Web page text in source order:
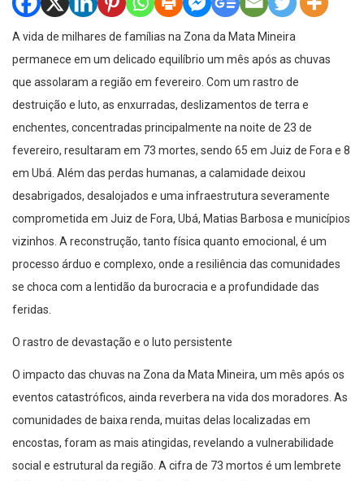
A vida de milhares de famílias na Zona da Mata Mineira
permanece em um delicado equilíbrio um mês após as chuvas
que assolaram a região em fevereiro. Com um rastro de
destruição e luto, as enxurradas, deslizamentos de terra e
enchentes, concentradas principalmente na noite de 23 de
fevereiro, resultaram em 73 mortes, sendo 65 em Juiz de Fora e 8
em Ubá. Além das perdas humanas, a calamidade deixou
desabrigados, desalojados e uma infraestrutura severamente
comprometida em Juiz de Fora, Ubá, Matias Barbosa e municípios
vizinhos. A reconstrução, tanto física quanto emocional, é um
processo árduo e complexo, onde a resiliência das comunidades
se choca com a lentidão da burocracia e a profundidade das
feridas.
O rastro de devastação e o luto persistente
O impacto das chuvas na Zona da Mata Mineira, um mês após os
eventos catastróficos, ainda reverbera na vida dos moradores. As
comunidades de baixa renda, muitas delas localizadas em
encostas, foram as mais atingidas, revelando a vulnerabilidade
social e estrutural da região. A cifra de 73 mortos é um lembrete